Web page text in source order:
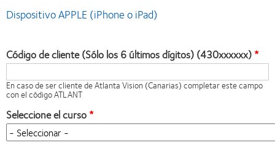
Dispositivo APPLE (iPhone o iPad)
Código de cliente (Sólo los 6 últimos dígitos) (430xxxxxx)
En caso de ser cliente de Atlanta Vision (Canarias) completar este campo
con el código ATLANT
Seleccione el curso